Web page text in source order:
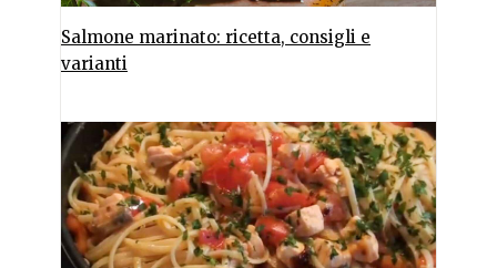
Salmone marinato: ricetta, consigli e
varianti